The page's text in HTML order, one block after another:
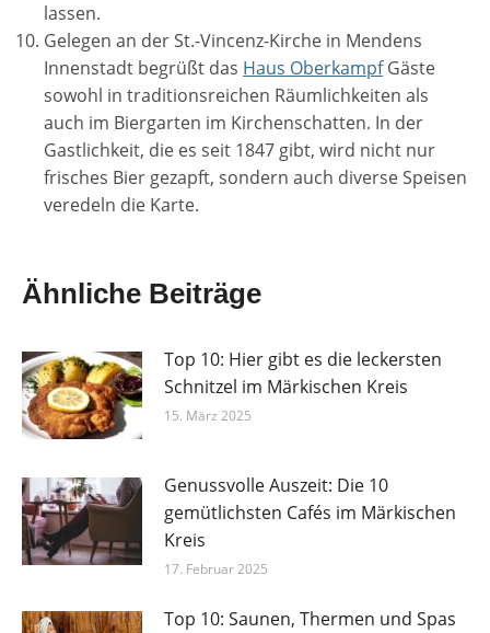
lassen.
Gelegen an der St.-Vincenz-Kirche in Mendens
Innenstadt begrüßt das Haus OberkampfGäste
sowohl in traditionsreichen Räumlichkeiten als
auch im Biergarten im Kirchenschatten. In der
Gastlichkeit, die es seit 1847 gibt, wird nicht nur
frisches Bier gezapft, sondern auch diverse Speisen
veredeln die Karte.
Ähnliche Beiträge
Top 10: Hier gibt es die leckersten
Schnitzel im Märkischen Kreis
15. März 2025
Genussvolle Auszeit: Die 10
gemütlichsten Cafés im Märkischen
Kreis
17. Februar 2025
Top 10: Saunen, Thermen und Spas